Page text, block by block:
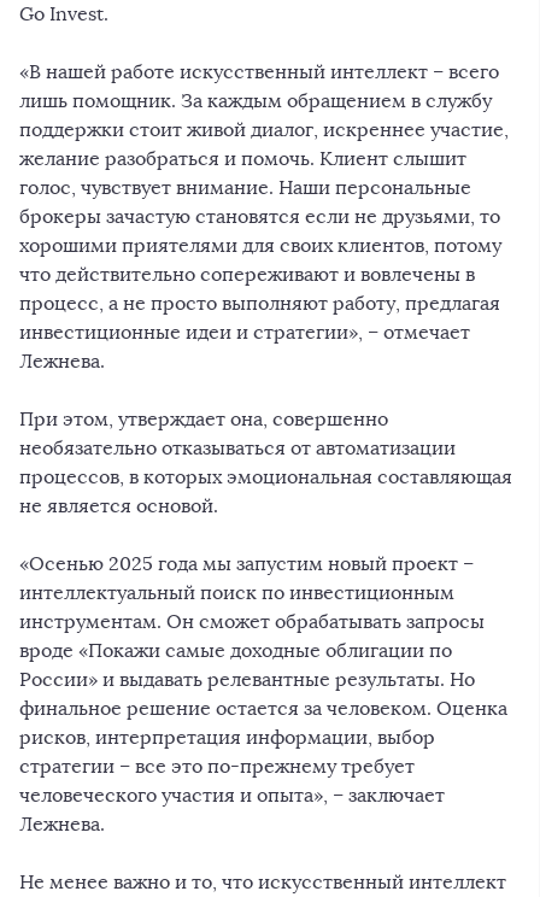
Go Invest.
«В нашей работе искусственный интеллект – всего
лишь помощник. За каждым обращением в службу
поддержки стоит живой диалог, искреннее участие,
желание разобраться и помочь. Клиент слышит
голос, чувствует внимание. Наши персональные
брокеры зачастую становятся если не друзьями, то
хорошими приятелями для своих клиентов, потому
что действительно сопереживают и вовлечены в
процесс, а не просто выполняют работу, предлагая
инвестиционные идеи и стратегии», – отмечает
Лежнева.
При этом, утверждает она, совершенно
необязательно отказываться от автоматизации
процессов, в которых эмоциональная составляющая
не является основой.
«Осенью 2025 года мы запустим новый проект –
интеллектуальный поиск по инвестиционным
инструментам. Он сможет обрабатывать запросы
вроде «Покажи самые доходные облигации по
России» и выдавать релевантные результаты. Но
финальное решение остается за человеком. Оценка
рисков, интерпретация информации, выбор
стратегии – все это по-прежнему требует
человеческого участия и опыта», – заключает
Лежнева.
Не менее важно и то, что искусственный интеллект